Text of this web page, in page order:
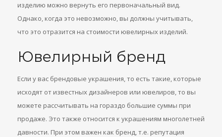
изделию можно вернуть его первоначальный вид.
Однако, когда это невозможно, вы должны учитывать,
что это отразится на стоимости ювелирных изделий.
Ювелирный бренд
Если у вас брендовые украшения, то есть такие, которые
исходят от известных дизайнеров или ювелиров, то вы
можете рассчитывать на гораздо большие суммы при
продаже. Это также относится к украшениям многолетней
давности. При этом важен как бренд, т.е. репутация